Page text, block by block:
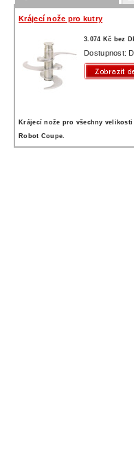
Krájecí nože pro kutry
3.074 Kč bez
Dostupnost:
Krájecí nože pro všechny
Robot Coupe.